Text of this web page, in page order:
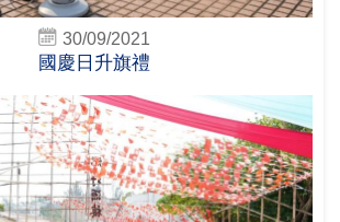
30/09/2021
國慶日升旗禮